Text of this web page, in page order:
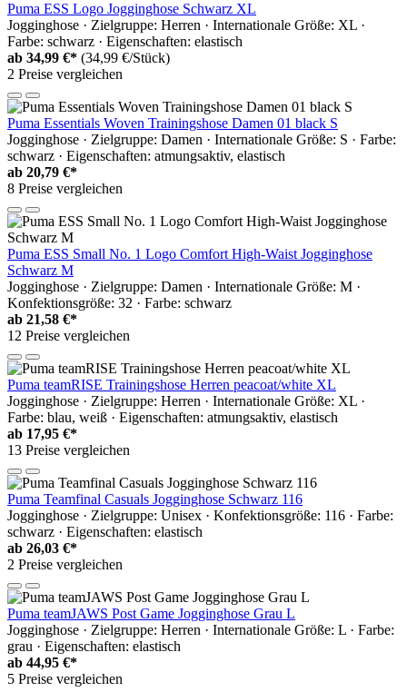
Puma ESS Logo Jogginghose Schwarz XL
Jogginghose · Zielgruppe: Herren · Internationale Größe: XL ·
Farbe: schwarz · Eigenschaften: elastisch
ab 34,99 €* (34,99 €/Stück)
2 Preise vergleichen
Puma Essentials Woven Trainingshose Damen 01 black S
Jogginghose · Zielgruppe: Damen · Internationale Größe: S · Farbe:
schwarz · Eigenschaften: atmungsaktiv, elastisch
ab 20,79 €*
8 Preise vergleichen
Puma ESS Small No. 1 Logo Comfort High-Waist Jogginghose
Schwarz M
Jogginghose · Zielgruppe: Damen · Internationale Größe: M ·
Konfektionsgröße: 32 · Farbe: schwarz
ab 21,58 €*
12 Preise vergleichen
Puma teamRISE Trainingshose Herren peacoat/white XL
Jogginghose · Zielgruppe: Herren · Internationale Größe: XL ·
Farbe: blau, weiß · Eigenschaften: atmungsaktiv, elastisch
ab 17,95 €*
13 Preise vergleichen
Puma Teamfinal Casuals Jogginghose Schwarz 116
Jogginghose · Zielgruppe: Unisex · Konfektionsgröße: 116 · Farbe:
schwarz · Eigenschaften: elastisch
ab 26,03 €*
2 Preise vergleichen
Puma teamJAWS Post Game Jogginghose Grau L
Jogginghose · Zielgruppe: Herren · Internationale Größe: L · Farbe:
grau · Eigenschaften: elastisch
ab 44,95 €*
5 Preise vergleichen